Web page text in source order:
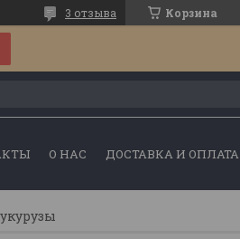
Корзина
3 отзыва
О НАС ДОСТАВКА И ОПЛАТА